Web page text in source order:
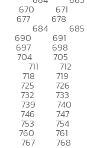
670 671
677 678
684 685
690 691
697 698
704 705
711 712
718 719
725 726
732 733
739 740
746 747
753 754
760 761
767 768